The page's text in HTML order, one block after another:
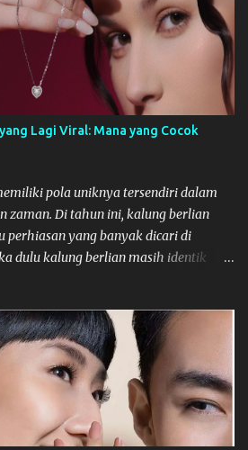
yang stabil dan strategis
biaya onboarding, memastikan
ekspansi bisnis Anda.
untuk membangun kemitraan yang
Mengapa Stabilitas Kemitraan Digital
yang singkat dengan Digital Agency
inkonsistensi. Setiap agency baru
DNA merek Anda, budaya
pasar yang spesifik. Kemitraan
bahwa agensi te...
Lagi Viral: Mana yang Cocok
pola uniknya tersendiri dalam
zaman. Di tahun ini, kalung berlian
perhiasan yang banyak dicari di
dulu kalung berlian masih identik
menambah koleksi necklace diamond,
beberapa rekomendasi modelnya
kita simak bersama-sama
ini! Model Kalung Berlian Terbaru
setidaknya ada 4 model necklace
ini viral, yang wajib Anda lirik. The